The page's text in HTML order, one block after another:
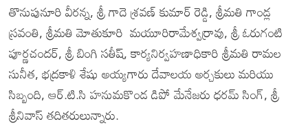
తొనుపునూరి వీరన్న, శ్రీ గాదె శ్రవణ్ కుమార్ రెడ్డి, శ్రీమతి గాండ్ల
స్రవంతి, శ్రీమతి మోతుకూరి మయూరిరామేశ్వర్రావు, శ్రీ ఓరుగంటి
పూర్ణచందర్, శ్రీ బింగి సతీష్, కార్యనిర్వహణాధికారి శ్రీమతి రామల
సునీత, భద్రకాళి శేషు అయ్యగారు దేవాలయ అర్చకులు మరియు
సిబ్బంది, ఆర్.టి.సి హనుమకొండ డిపో మేనేజరు ధరమ్ సింగ్, శ్రీ
శ్రీనివాస్ తదితరులున్నారు.